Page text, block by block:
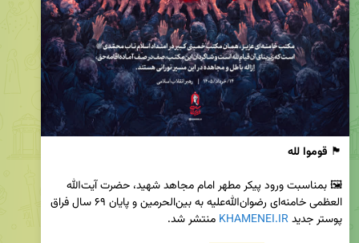
🏴 قوموا لله
پوستر جدید KHAMENEI.IR